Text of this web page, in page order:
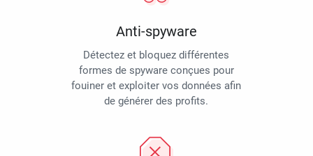
Anti-spyware
Détectez et bloquez différentes
formes de spyware conçues pour
fouiner et exploiter vos données afin
de générer des profits.